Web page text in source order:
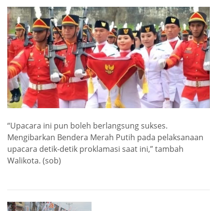
“Upacara ini pun boleh berlangsung sukses.
Mengibarkan Bendera Merah Putih pada pelaksanaan
upacara detik-detik proklamasi saat ini,” tambah
Walikota. (sob)